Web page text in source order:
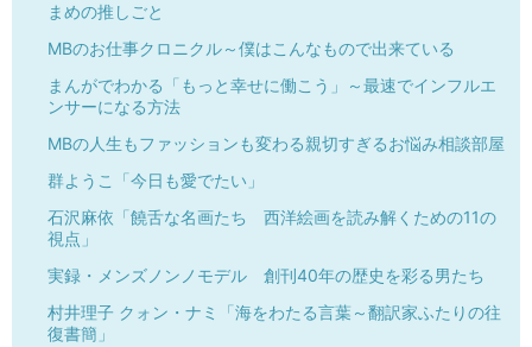
まめの推しごと
MBのお仕事クロニクル～僕はこんなもので出来ている
まんがでわかる「もっと幸せに働こう」～最速でインフルエ
ンサーになる方法
MBの人生もファッションも変わる親切すぎるお悩み相談部屋
群ようこ「今日も愛でたい」
石沢麻依「饒舌な名画たち 西洋絵画を読み解くための11の
視点」
実録・メンズノンノモデル 創刊40年の歴史を彩る男たち
村井理子 クォン・ナミ「海をわたる言葉～翻訳家ふたりの往
復書簡」